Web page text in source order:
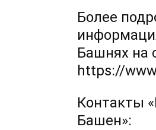
Более
Башнях на
https://
Контакты
Башен»: